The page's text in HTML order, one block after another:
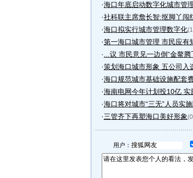
·海口年底启动数字化城市管
·社科联主席詹长智:抠脚丫闯
·海口拟实行城市管理数字化
·第一海口城市管理 市民应有
· ...议 市民意见一边倒“金鳌腾
·策划海口城市形象 五公司入
·海口规范城市基础设施配套
·海南电网今年计划投10亿 实
·海口将对城市“三无”人员实
·三管齐下再塑海口美好形象
用户：